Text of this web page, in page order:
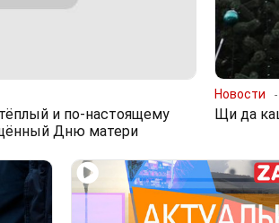
и по-настоящему
Дню матери
Новости
Щи да